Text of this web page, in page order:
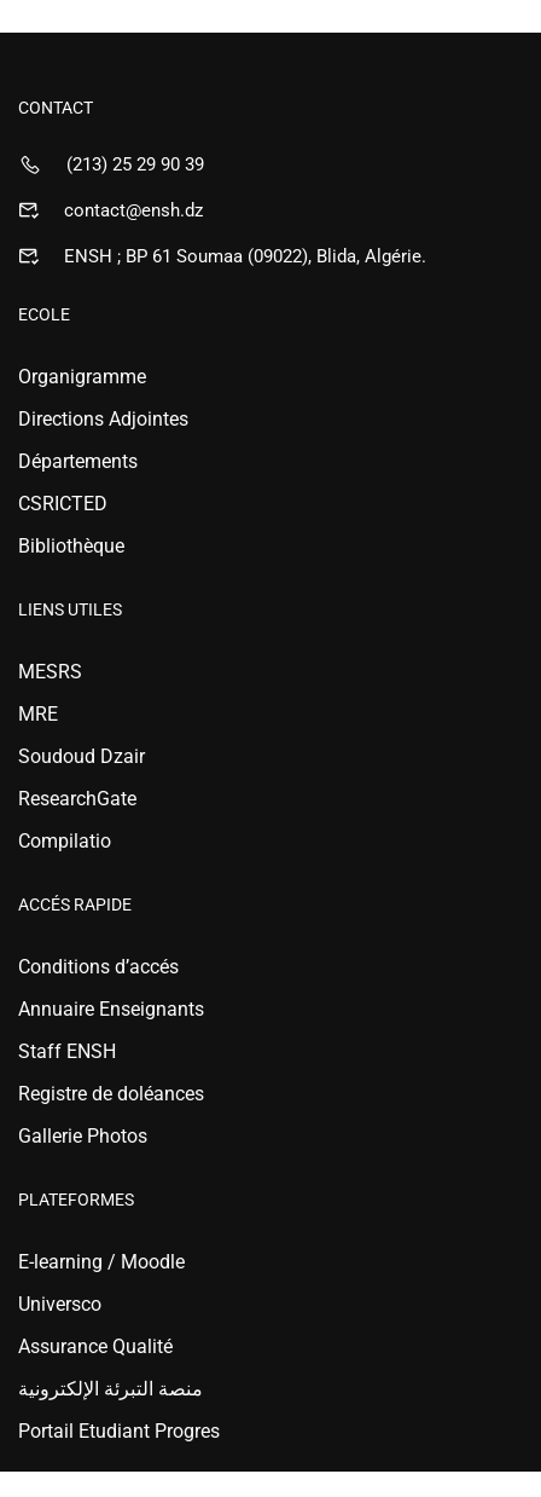
CONTACT
(213) 25 29 90 39
contact@ensh.dz
ENSH ; BP 61 Soumaa (09022), Blida, Algérie.
ECOLE
Organigramme
Directions Adjointes
Départements
CSRICTED
Bibliothèque
LIENS UTILES
MESRS
MRE
Soudoud Dzair
ResearchGate
Compilatio
ACCÉS RAPIDE
Conditions d’accés
Annuaire Enseignants
Staff ENSH
Registre de doléances
Gallerie Photos
PLATEFORMES
E-learning / Moodle
Universco
Assurance Qualité
منصة التبرئة الإلكترونية
Portail Etudiant Progres